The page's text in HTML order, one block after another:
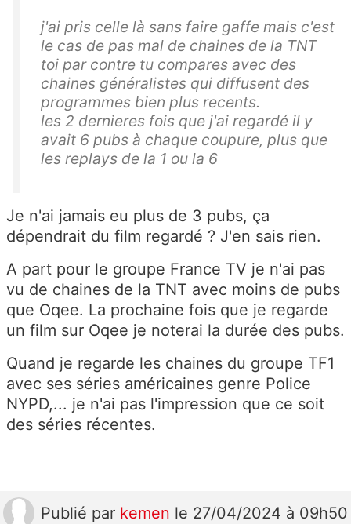
j'ai pris celle là sans faire gaffe mais c'est
le cas de pas mal de chaines de la TNT
toi par contre tu compares avec des
chaines généralistes qui diffusent des
programmes bien plus recents.
les 2 dernieres fois que j'ai regardé il y
avait 6 pubs à chaque coupure, plus que
les replays de la 1 ou la 6
Je n'ai jamais eu plus de 3 pubs, ça
dépendrait du film regardé ? J'en sais rien.
A part pour le groupe France TV je n'ai pas
vu de chaines de la TNT avec moins de pubs
que Oqee. La prochaine fois que je regarde
un film sur Oqee je noterai la durée des pubs.
Quand je regarde les chaines du groupe TF1
avec ses séries américaines genre Police
NYPD,... je n'ai pas l'impression que ce soit
des séries récentes.
Publié par kemen le 27/04/2024 à 09h50